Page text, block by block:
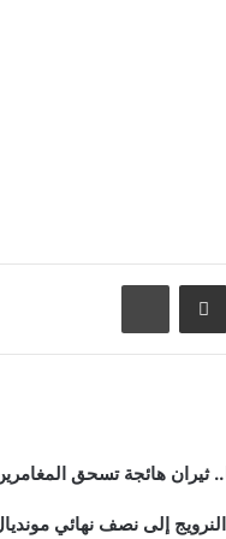
مشاركة عبر البريد طباعة
إلى نصف نهائي مونديال